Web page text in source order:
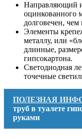
Направляющий
оцинкованного
долговечен, чем
Элементы
металлу, или
длинные,
гипсокартона.
Светодиодная
точечные
ПОЛЕЗНАЯ
труб в туалете
руками